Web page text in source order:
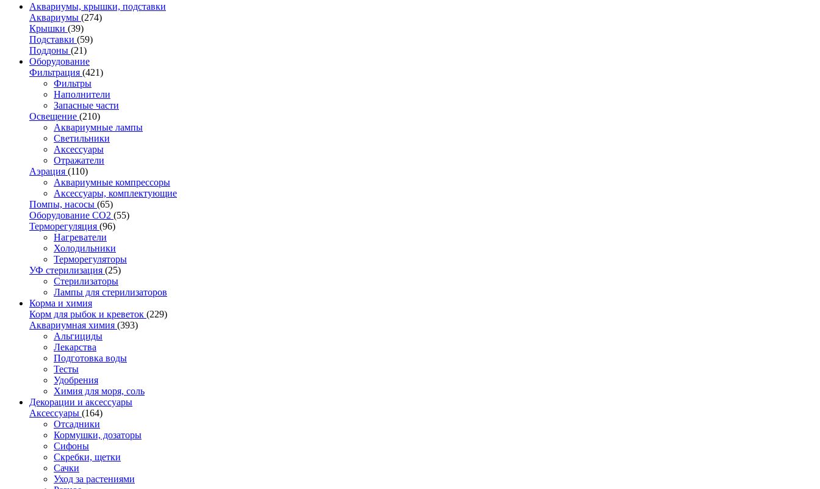
Аквариумы, крышки, подставки
Аквариумы (274)
Крышки (39)
Подставки (59)
Поддоны (21)
Оборудование
Фильтрация (421)
Фильтры
Наполнители
Запасные части
Освещение (210)
Аквариумные лампы
Светильники
Аксессуары
Отражатели
Аэрация (110)
Аквариумные компрессоры
Аксессуары, комплектующие
Помпы, насосы (65)
Оборудование CO2 (55)
Терморегуляция (96)
Нагреватели
Холодильники
Терморегуляторы
УФ стерилизация (25)
Стерилизаторы
Лампы для стерилизаторов
Корма и химия
Корм для рыбок и креветок (229)
Аквариумная химия (393)
Альгициды
Лекарства
Подготовка воды
Тесты
Удобрения
Химия для моря, соль
Декорации и аксессуары
Аксессуары (164)
Отсадники
Кормушки, дозаторы
Сифоны
Скребки, щетки
Сачки
Уход за растениями